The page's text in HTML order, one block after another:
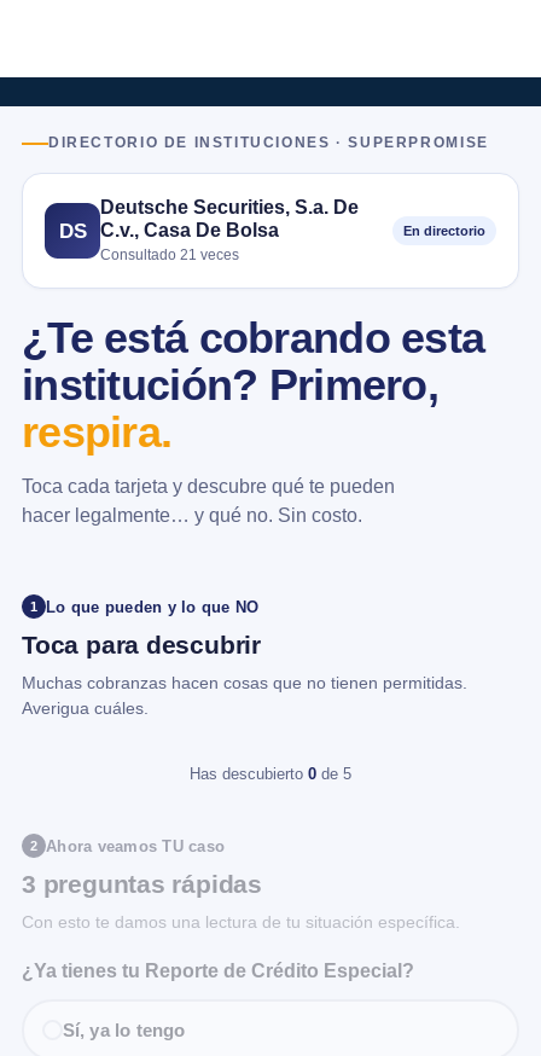
DIRECTORIO DE INSTITUCIONES · SUPERPROMISE
DS
Deutsche Securities, S.a. De
C.v., Casa De Bolsa
Consultado 21 veces
En directorio
¿Te está cobrando esta
institución? Primero,
respira.
Toca cada tarjeta y descubre qué te pueden
hacer legalmente… y qué no. Sin costo.
1 Lo que pueden y lo que NO
Toca para descubrir
Muchas cobranzas hacen cosas que no tienen permitidas.
Averigua cuáles.
Has descubierto 0 de 5
2 Ahora veamos TU caso
3 preguntas rápidas
Con esto te damos una lectura de tu situación específica.
¿Ya tienes tu Reporte de Crédito Especial?
Sí, ya lo tengo